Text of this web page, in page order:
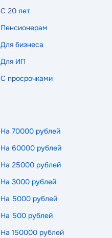
С 20 лет
Пенсионерам
Для бизнеса
Для ИП
С просрочками
На 70000 рублей
На 60000 рублей
На 25000 рублей
На 3000 рублей
На 5000 рублей
На 500 рублей
На 150000 рублей